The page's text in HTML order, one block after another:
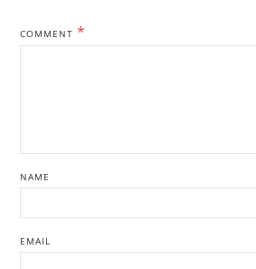
COMMENT *
NAME
EMAIL